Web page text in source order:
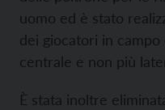
uomo ed è stato
dei giocatori in campo
centrale e non più
È stata inoltre